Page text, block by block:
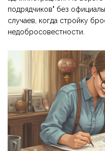
подрядчиков" без
случаев, когда стройку
недобросовестности.